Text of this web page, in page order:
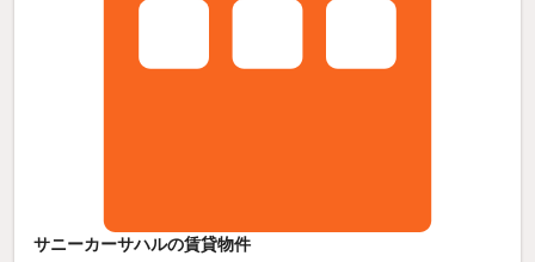
サニーカーサハルの賃貸物件